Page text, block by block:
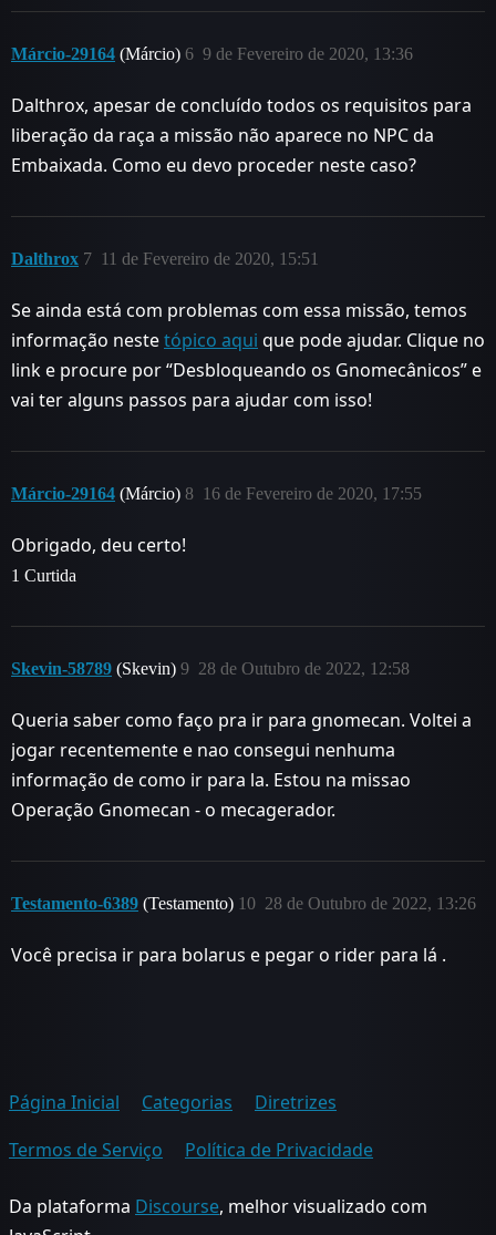
Márcio-29164 (Márcio) 9 de Fevereiro de 2020, 13:36
6
Dalthrox, apesar de concluído todos os requisitos para
liberação da raça a missão não aparece no NPC da
Embaixada. Como eu devo proceder neste caso?
Dalthrox 11 de Fevereiro de 2020, 15:51
7
Se ainda está com problemas com essa missão, temos
informação nestetópico aqui que pode ajudar. Clique no
link e procure por “Desbloqueando os Gnomecânicos” e
vai ter alguns passos para ajudar com isso!
Márcio-29164 (Márcio) 16 de Fevereiro de 2020, 17:55
8
Obrigado, deu certo!
1 Curtida
Skevin-58789 (Skevin) 28 de Outubro de 2022, 12:58
9
Queria saber como faço pra ir para gnomecan. Voltei a
jogar recentemente e nao consegui nenhuma
informação de como ir para la. Estou na missao
Operação Gnomecan - o mecagerador.
Testamento-6389 (Testamento) 28 de Outubro de 2022, 13:26
10
Você precisa ir para bolarus e pegar o rider para lá .
Página Inicial Categorias
Diretrizes
Termos de Serviço
Política de Privacidade
Da plataforma Discourse, melhor visualizado com